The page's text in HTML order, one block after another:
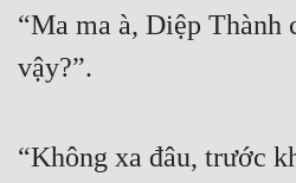
“Ma ma à, Diệp Thành
vậy?”.
“Không xa đâu, trước